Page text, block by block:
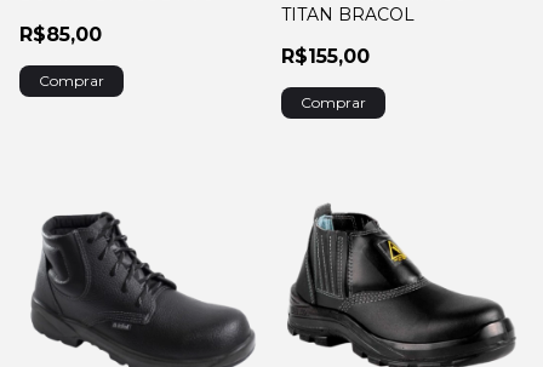
R$85,00
Comprar
TITAN BRACOL
R$155,00
Comprar